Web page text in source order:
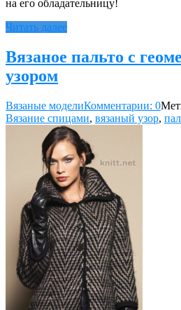
на его обладательницу!
Читать далее
Вязаное пальто с
узором
Вязаные моделиКомментарии: 0
Вязание спицами, вязаный узор,